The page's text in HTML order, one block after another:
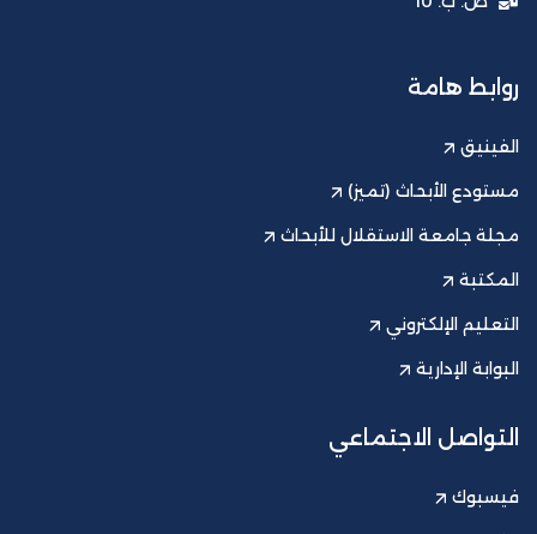
روابط هامة
الفينيق
مستودع الأبحاث (تميز)
مجلة جامعة الاستقلال للأبحاث
المكتبة
التعليم الإلكتروني
البوابة الإدارية
التواصل الاجتماعي
فيسبوك